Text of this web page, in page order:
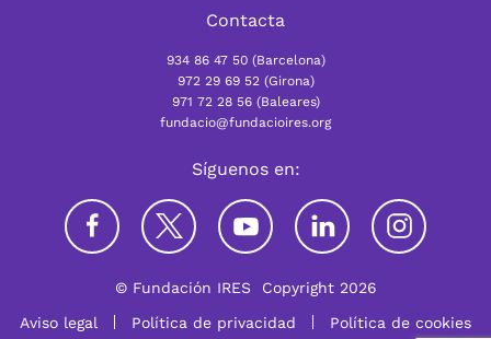
Contacta
934 86 47 50 (Barcelona)
972 29 69 52 (Girona)
971 72 28 56 (Baleares)
fundacio@fundacioires.org
Síguenos en:
© Fundación IRES
Copyright 2026
Aviso legal
Política de privacidad Política de cookies